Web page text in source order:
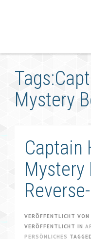
Mystery
Captain
Mystery
VERÖFFENTLICHT VON
VERÖFFENTLICHT IN
PERSÖNLICHES